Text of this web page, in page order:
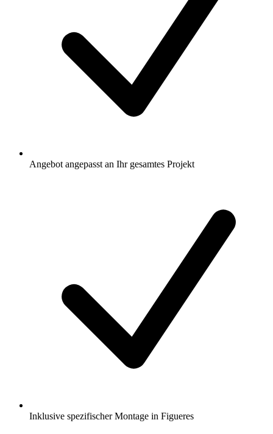
Angebot angepasst an Ihr gesamtes Projekt
Inklusive spezifischer Montage in Figueres